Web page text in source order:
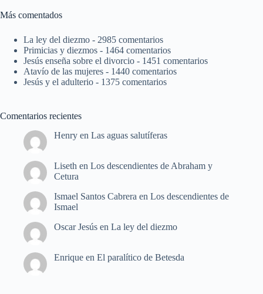
Más comentados
La ley del diezmo - 2985 comentarios
Primicias y diezmos - 1464 comentarios
Jesús enseña sobre el divorcio - 1451 comentarios
Atavío de las mujeres - 1440 comentarios
Jesús y el adulterio - 1375 comentarios
Comentarios recientes
Henry en Las aguas salutíferas
Liseth en Los descendientes de Abraham y
Cetura
Ismael Santos Cabrera en Los descendientes de
Ismael
Oscar Jesús en La ley del diezmo
Enrique en El paralítico de Betesda